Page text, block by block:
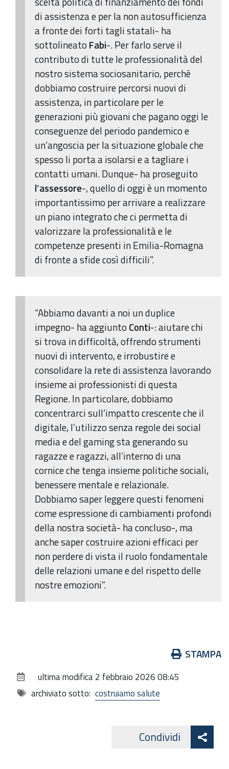
di assistenza e per la non autosufficienza
a fronte dei forti tagli statali- ha
sottolineatoFabi-. Per farlo serve il
contributo di tutte le professionalità del
nostro sistema sociosanitario, perché
dobbiamo costruire percorsi nuovi di
assistenza, in particolare per le
generazioni più giovani che pagano oggi le
conseguenze del periodo pandemico e
un’angoscia per la situazione globale che
spesso li porta a isolarsi e a tagliare i
contatti umani. Dunque- ha proseguito
l’assessore-, quello di oggi è un momento
importantissimo per arrivare a realizzare
un piano integrato che ci permetta di
valorizzare la professionalità e le
competenze presenti in Emilia-Romagna
di fronte a sfide così difficili”.
“Abbiamo davanti a noi un duplice
impegno- ha aggiuntoConti-: aiutare chi
si trova in difficoltà, offrendo strumenti
nuovi di intervento, e irrobustire e
consolidare la rete di assistenza lavorando
insieme ai professionisti di questa
Regione. In particolare, dobbiamo
concentrarci sull’impatto crescente che il
digitale, l’utilizzo senza regole dei social
media e del gaming sta generando su
ragazze e ragazzi, all’interno di una
cornice che tenga insieme politiche sociali,
benessere mentale e relazionale.
Dobbiamo saper leggere questi fenomeni
come espressione di cambiamenti profondi
della nostra società- ha concluso-, ma
anche saper costruire azioni efficaci per
non perdere di vista il ruolo fondamentale
delle relazioni umane e del rispetto delle
nostre emozioni”.
documento
STAMPA
ultima modifica2 febbraio 2026 08:45
archiviato sotto: costruiamo salute
Condividi